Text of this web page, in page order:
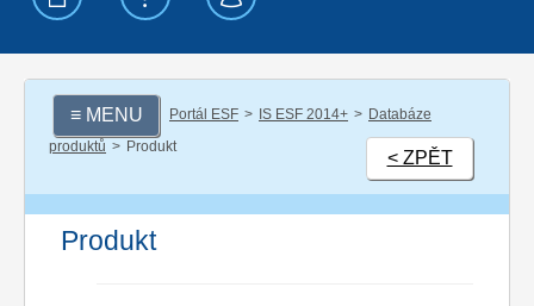
≡ MENU Portál ESF IS ESF 2014+
Databáze
produktů
Produkt
< ZPĚT
Produkt